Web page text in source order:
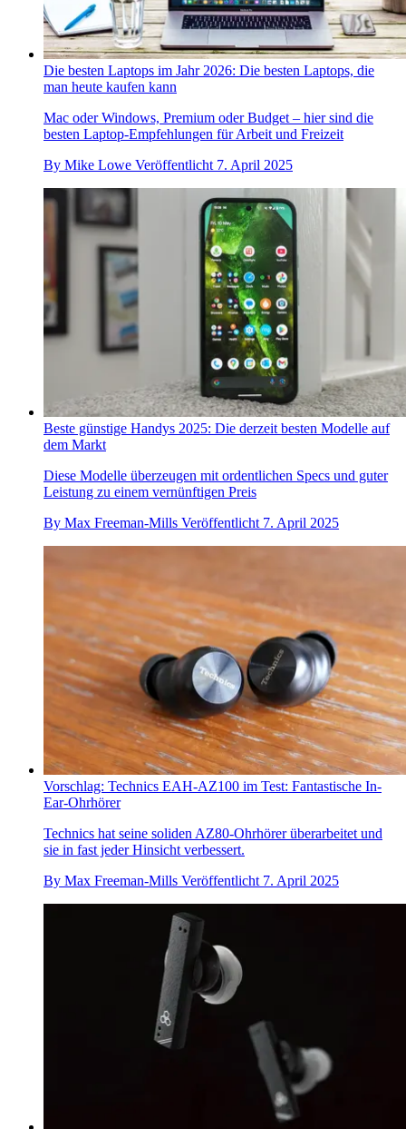
Die besten Laptops im Jahr 2026: Die besten Laptops, die
man heute kaufen kann
Mac oder Windows, Premium oder Budget – hier sind die
besten Laptop-Empfehlungen für Arbeit und Freizeit
By Mike Lowe Veröffentlicht 7. April 2025
Beste günstige Handys 2025: Die derzeit besten Modelle auf
dem Markt
Diese Modelle überzeugen mit ordentlichen Specs und guter
Leistung zu einem vernünftigen Preis
By Max Freeman-Mills Veröffentlicht 7. April 2025
Vorschlag: Technics EAH-AZ100 im Test: Fantastische In-
Ear-Ohrhörer
Technics hat seine soliden AZ80-Ohrhörer überarbeitet und
sie in fast jeder Hinsicht verbessert.
By Max Freeman-Mills Veröffentlicht 7. April 2025